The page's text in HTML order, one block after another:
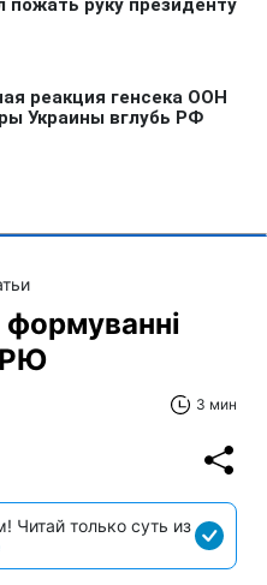
3 мин
Читай только суть из